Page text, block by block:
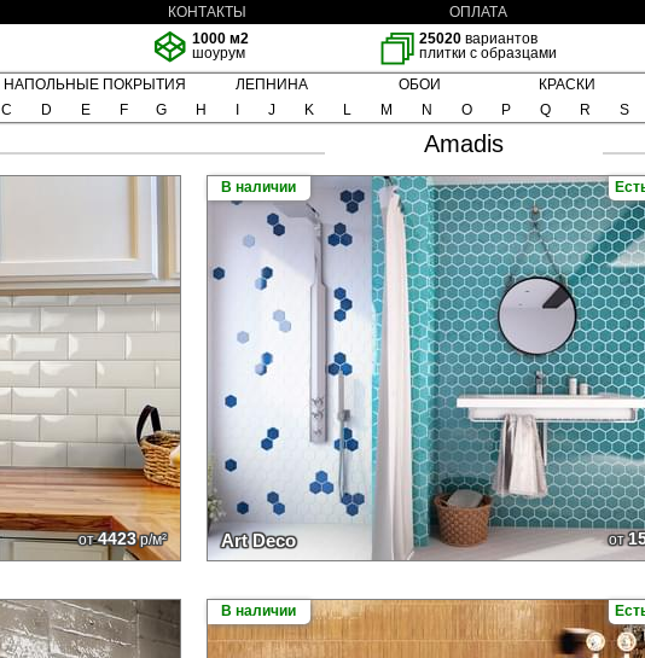
КОНТАКТЫ ОПЛАТА
1000 м2
шоурум
25020 вариантов
плитки с образцами
НАПОЛЬНЫЕ ПОКРЫТИЯ ЛЕПНИНА ОБОИ КРАСКИ
C D E F G H J K L M N O P Q R S
Amadis
от4423р/м²
В наличии
Art Deco от
В наличии